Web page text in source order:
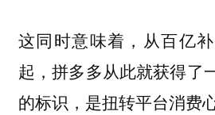
这同时意味着，从百亿
起，拼多多从此就获得了
的标识，是扭转平台消费